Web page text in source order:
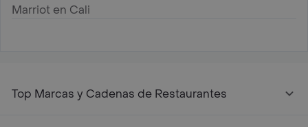
Marriot en Cali
Top Marcas y Cadenas de Restaurantes